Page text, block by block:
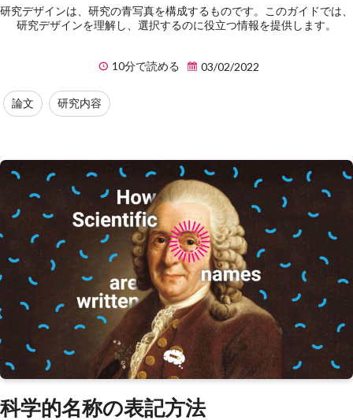
研究デザインは、研究の青写真を構成するものです。このガイドでは、
研究デザインを理解し、選択するのに役立つ情報を提供します。
10分で読める 03/02/2022
論文 研究内容
科学的名称の表記方法